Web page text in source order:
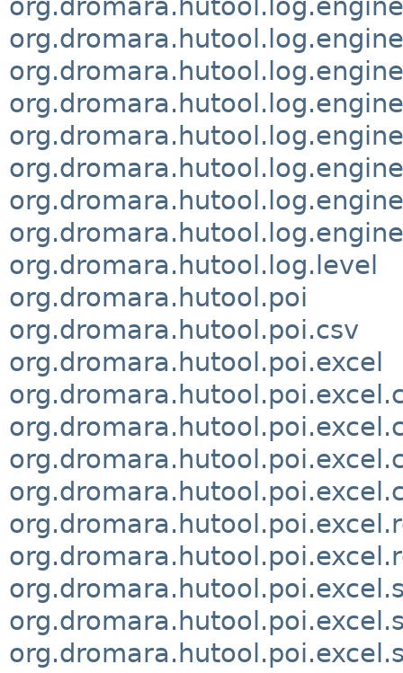
org.dromara.hutool.log.level
org.dromara.hutool.poi
org.dromara.hutool.poi.csv
org.dromara.hutool.poi.excel